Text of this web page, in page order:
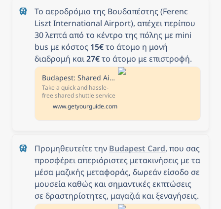
Το αεροδρόμιο της Βουδαπέστης (Ferenc
Liszt International Airport), απέχει περίπου
30 λεπτά από το κέντρο της πόλης με mini
bus με κόστος 15€ το άτομο η μονή
διαδρομή και 27€ το άτομο με επιστροφή.
Budapest: Shared Airport Shuttle Bus Transfer
Take a quick and hassle-
free shared shuttle service
from the Liszt Ferenc
Airport to Budapest city
center. Travel by
Budapest.
www.getyourguide.com
Προμηθευτείτε την Budapest Card, που σας
προσφέρει απεριόριστες μετακινήσεις με τα
μέσα μαζικής μεταφοράς, δωρεάν είσοδο σε
μουσεία καθώς και σημαντικές εκπτώσεις
σε δραστηρίοτητες, μαγαζιά και ξεναγήσεις.